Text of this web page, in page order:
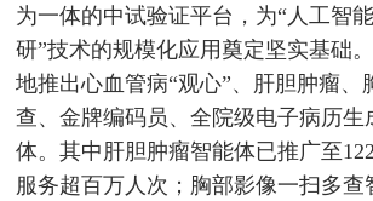
为一体的中试验证平台，为“人工智
研”技术的规模化应用奠定坚实基础
地推出心血管病“观心”、肝胆肿瘤、
查、金牌编码员、全院级电子病历生
体。其中肝胆肿瘤智能体已推广至
服务超百万人次；胸部影像一扫多查